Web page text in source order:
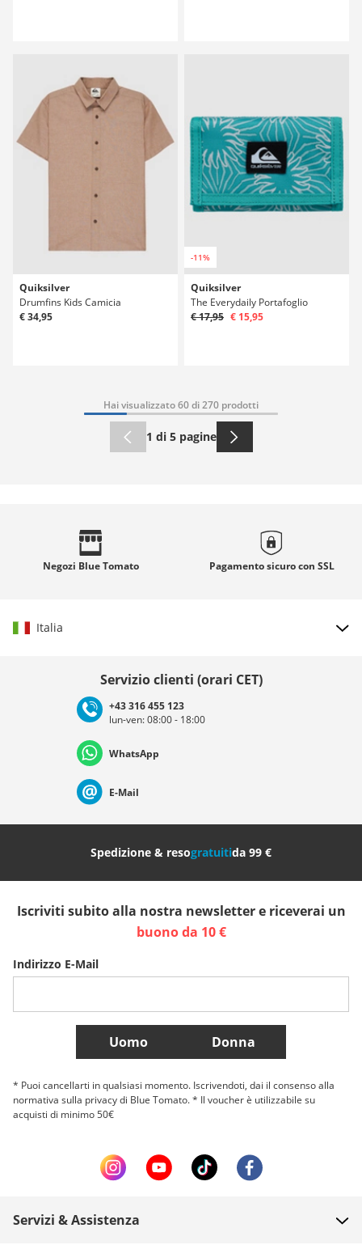
Quiksilver
Drumfins Kids Camicia
€ 34,95
-11%
Quiksilver
The Everydaily Portafoglio
€ 17,95 € 15,95
Hai visualizzato 60 di 270 prodotti
1 di 5 pagine
Negozi Blue Tomato Pagamento sicuro con SSL
Italia
Deutschland Österreich
Nederland Italia (Italiano) Italien (Deutsch)
Slovenija
Belgique (Français) Danmark Norge
Più Paesi
Servizio clienti (orari CET)
+43 316 455 123
lun-ven: 08:00 - 18:00
WhatsApp
E-Mail
Spedizione & resogratuitida 99 €
Iscriviti subito alla nostra newsletter e riceverai un
buono da 10 €
Indirizzo E-Mail
Uomo Donna
* Puoi cancellarti in qualsiasi momento. Iscrivendoti, dai il consenso alla
normativa sulla privacy di Blue Tomato. * Il voucher è utilizzabile su
acquisti di minimo 50€
Servizi & Assistenza